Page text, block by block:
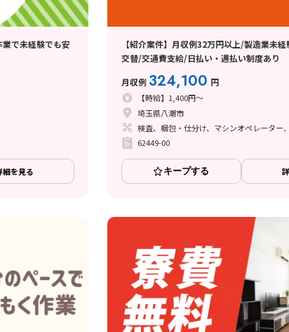
業で未経験でも安
細を見る
【紹介案件】月収例32万円以上/製造業未
交替/交通費支給/日払い・週払い制度あり
月収例 324,100 円
【時給】1,400円～
埼玉県八潮市
検査、梱包・仕分け、マシンオペレーター
62449-00
キープする